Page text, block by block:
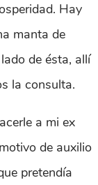
Hay
manta de
de ésta, allí
la consulta.
a mi ex
de auxilio
pretendía